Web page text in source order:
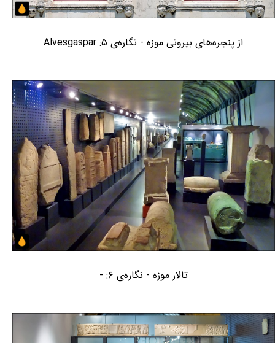
از پنجره‌های بیرونی موزه - نگاره‌ی ۵: Alvesgaspar
تالار موزه - نگاره‌ی ۶: -